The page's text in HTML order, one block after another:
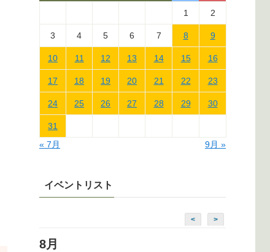
1
2
3 4 5 6 7 8 9
10 11 12 13 14 15 16
17 18 19 20 21 22 23
24 25 26 27 28 29 30
31
« 7月
9月 »
イベントリスト
< >
8月